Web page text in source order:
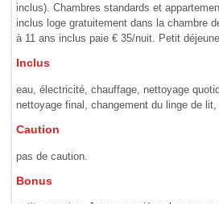
inclus). Chambres standards et
inclus loge gratuitement dans la chambre
à 11 ans inclus paie € 35/nuit. Petit
Inclus
eau, électricité, chauffage, nettoyage
nettoyage final, changement du linge de
Caution
pas de caution.
Bonus